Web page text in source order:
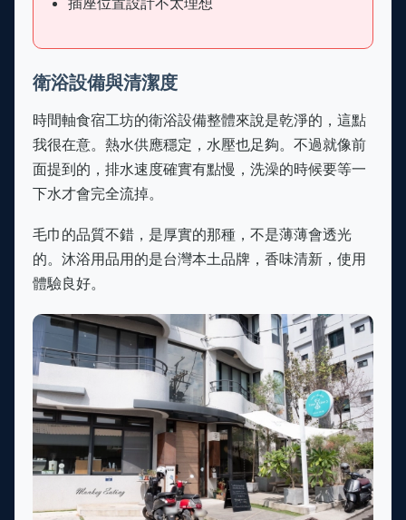
衛浴設備與清潔度
時間軸食宿工坊的衛浴設備整體來說是乾淨的，這點
我很在意。熱水供應穩定，水壓也足夠。不過就像前
面提到的，排水速度確實有點慢，洗澡的時候要等一
下水才會完全流掉。
毛巾的品質不錯，是厚實的那種，不是薄薄會透光
的。沐浴用品用的是台灣本土品牌，香味清新，使用
體驗良好。